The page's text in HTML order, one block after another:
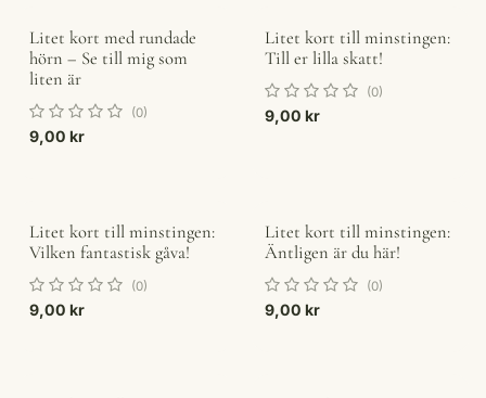
Litet kort med rundade
hörn – Se till mig som
liten är
(0)
9,00 kr
Litet kort till minstingen:
Till er lilla skatt!
(0)
9,00 kr
Litet kort till minstingen:
Vilken fantastisk gåva!
(0)
9,00 kr
Litet kort till minstingen:
Äntligen är du här!
(0)
9,00 kr